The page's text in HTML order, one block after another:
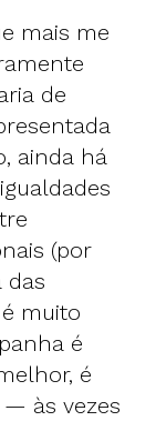
mais me
de
ainda há
(por
das
muito
é
é
— às vezes